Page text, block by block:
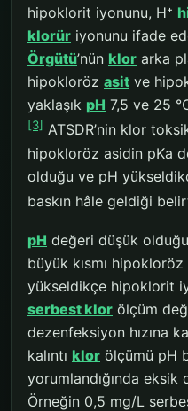
hipoklorit iyonunu, H⁺
klorür iyonunu ifade
Örgütü’nün klor arka
hipokloröz asit ve
yaklaşık pH 7,5 ve 25
[3] ATSDR’nin klor
hipokloröz asidin pKa
olduğu ve pH
baskın hâle geldiği
pH değeri düşük
büyük kısmı hipokloröz
yükseldikçe hipoklorit
serbest klor ölçüm
dezenfeksiyon hızına
kalıntı klor ölçümü pH
yorumlandığında eksik
Örneğin 0,5 mg/L